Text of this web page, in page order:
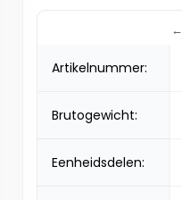
Artikelnummer:
Brutogewicht:
Eenheidsdelen: